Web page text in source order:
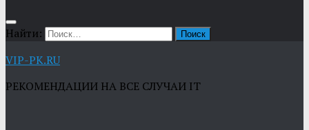
Найти:
VIP-PK.RU
РЕКОМЕНДАЦИИ НА ВСЕ СЛУЧАИ IT